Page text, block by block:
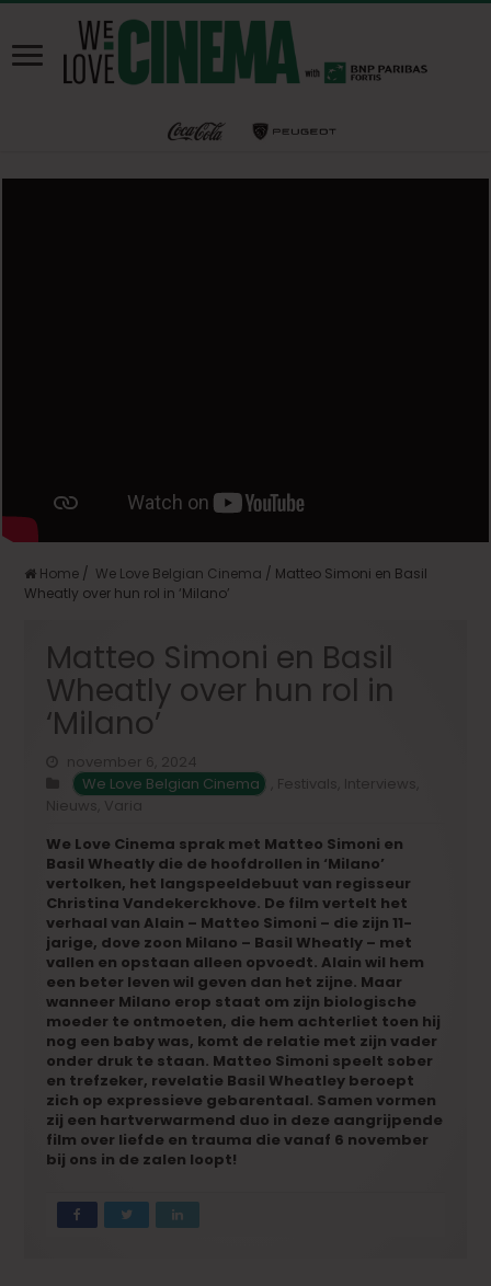
Home / We Love Belgian Cinema / Matteo Simoni en Basil
Wheatly over hun rol in ‘Milano’
Matteo Simoni en Basil
Wheatly over hun rol in
‘Milano’
november 6, 2024
We Love Belgian Cinema
Festivals Interviews
Nieuws
Varia
We Love Cinema sprak met Matteo Simoni en
Basil Wheatly die de hoofdrollen in ‘Milano’
vertolken, het langspeeldebuut van regisseur
Christina Vandekerckhove. De film vertelt het
verhaal van Alain – Matteo Simoni – die zijn 11-
jarige, dove zoon Milano – Basil Wheatly – met
vallen en opstaan alleen opvoedt. Alain wil hem
een beter leven wil geven dan het zijne. Maar
wanneer Milano erop staat om zijn biologische
moeder te ontmoeten, die hem achterliet toen hij
nog een baby was, komt de relatie met zijn vader
onder druk te staan. Matteo Simoni speelt sober
en trefzeker, revelatie Basil Wheatley beroept
zich op expressieve gebarentaal. Samen vormen
zij een hartverwarmend duo in deze aangrijpende
film over liefde en trauma die vanaf 6 november
bij ons in de zalen loopt!